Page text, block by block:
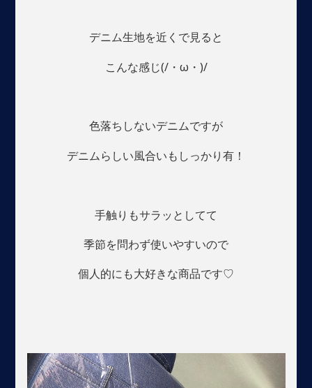
デニム生地を近くで見ると
こんな感じ(/・ω・)/
色落ちしないデニムですが
デニムらしい風合いもしっかり有！
手触りもサラッとしてて
季節を問わず使いやすいので
個人的にも大好きな商品です♡